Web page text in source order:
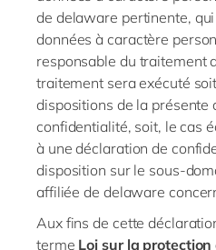
de delaware pertinente,
données à caractère
responsable du traitement
traitement sera exécuté
dispositions de la présente
confidentialité, soit, le cas
à une déclaration de
disposition sur le sous-
affiliée de delaware
Aux fins de cette
terme Loi sur la protection